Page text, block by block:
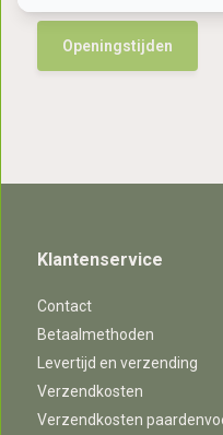
Openingstijden
Klantenservice
Contact
Betaalmethoden
Levertijd en verzending
Verzendkosten
Verzendkosten